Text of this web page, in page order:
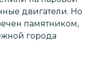
двигатели. Но
памятником,
города